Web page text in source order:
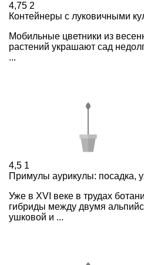
4,75 2
Контейнеры с луковичными
Мобильные цветники из
растений украшают сад
...
4,5 1
Примулы аурикулы: посадка,
Уже в XVI веке в трудах
гибриды между двумя
ушковой и ...